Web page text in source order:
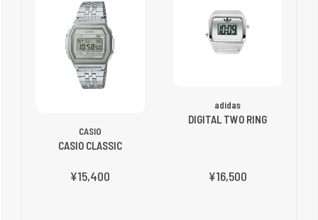
CASIO
CASIO CLASSIC
¥15,400
adidas
DIGITAL TWO RING
¥16,500